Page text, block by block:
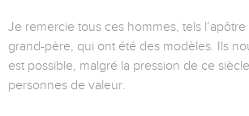
Je remercie tous ces hommes, tels
grand-père, qui ont été des modèles. Ils
est possible, malgré la pression de ce
personnes de valeur.